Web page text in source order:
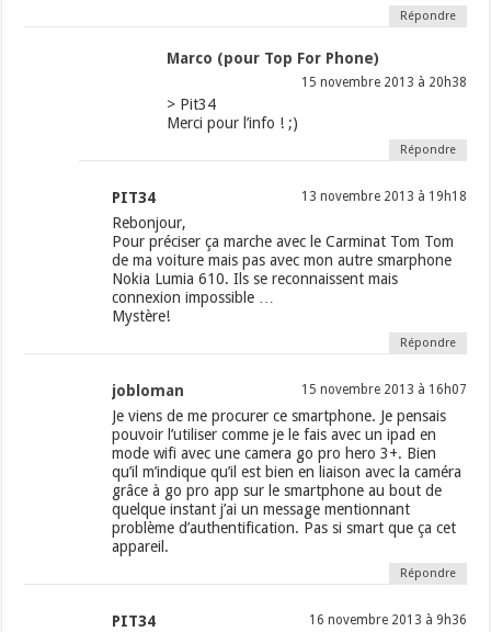
Répondre
Marco (pour Top For Phone)
15 novembre 2013 à 20h38
> Pit34
Merci pour l’info ! ;)
Répondre
PIT34 13 novembre 2013 à 19h18
Rebonjour,
Pour préciser ça marche avec le Carminat Tom Tom
de ma voiture mais pas avec mon autre smarphone
Nokia Lumia 610. Ils se reconnaissent mais
connexion impossible …
Mystère!
Répondre
jobloman 15 novembre 2013 à 16h07
Je viens de me procurer ce smartphone. Je pensais
pouvoir l’utiliser comme je le fais avec un ipad en
mode wifi avec une camera go pro hero 3+. Bien
qu’il m’indique qu’il est bien en liaison avec la caméra
grâce à go pro app sur le smartphone au bout de
quelque instant j’ai un message mentionnant
problème d’authentification. Pas si smart que ça cet
appareil.
Répondre
PIT34 16 novembre 2013 à 9h36